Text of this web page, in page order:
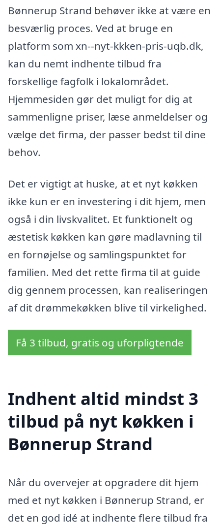
Bønnerup Strand behøver ikke at være en
besværlig proces. Ved at bruge en
platform som xn--nyt-kkken-pris-uqb.dk,
kan du nemt indhente tilbud fra
forskellige fagfolk i lokalområdet.
Hjemmesiden gør det muligt for dig at
sammenligne priser, læse anmeldelser og
vælge det firma, der passer bedst til dine
behov.
Det er vigtigt at huske, at et nyt køkken
ikke kun er en investering i dit hjem, men
også i din livskvalitet. Et funktionelt og
æstetisk køkken kan gøre madlavning til
en fornøjelse og samlingspunktet for
familien. Med det rette firma til at guide
dig gennem processen, kan realiseringen
af dit drømmekøkken blive til virkelighed.
Få 3 tilbud, gratis og uforpligtende
Indhent altid mindst 3
tilbud på nyt køkken i
Bønnerup Strand
Når du overvejer at opgradere dit hjem
med et nyt køkken i Bønnerup Strand, er
det en god idé at indhente flere tilbud fra